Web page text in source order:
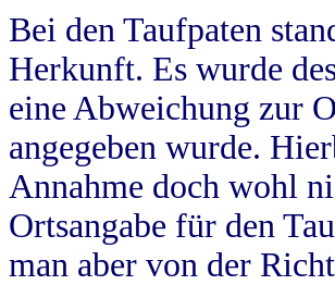
Bei den Taufpaten
Herkunft. Es wurde
eine Abweichung zur
angegeben wurde.
Annahme doch wohl
Ortsangabe für den
man aber von der